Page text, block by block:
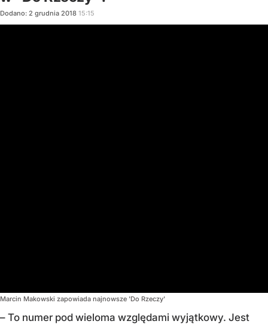
Dodano: 2 grudnia 2018 15:15
Marcin Makowski zapowiada najnowsze 'Do Rzeczy'
– To numer pod wieloma względami wyjątkowy. Jest